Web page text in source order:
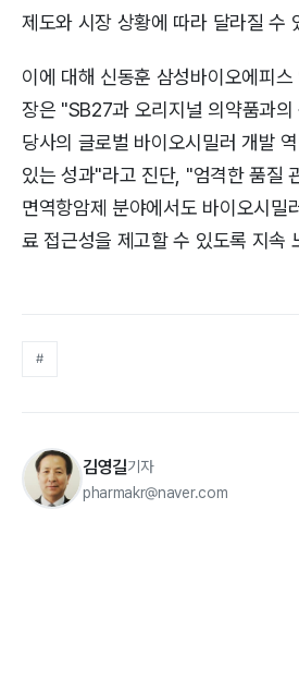
제도와 시장 상황에 따라 달라질 수
이에 대해 신동훈 삼성바이오에피
장은 "SB27과 오리지널 의약품과
당사의 글로벌 바이오시밀러 개발
있는 성과"라고 진단, "엄격한 품질
면역항암제 분야에서도 바이오시밀
료 접근성을 제고할 수 있도록 지속
#
김영길기자
pharmakr@naver.com